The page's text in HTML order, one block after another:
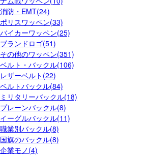
消防・EMT(24)
ポリスワッペン(33)
バイカーワッペン(25)
ブランドロゴ(51)
その他のワッペン(351)
ベルト・バックル(106)
レザーベルト(22)
ベルトバックル(84)
ミリタリーバックル(18)
プレーンバックル(8)
イーグルバックル(11)
職業別バックル(8)
国旗のバックル(8)
企業モノ(4)